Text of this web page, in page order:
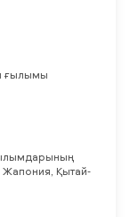
ғылымы
Қытай-